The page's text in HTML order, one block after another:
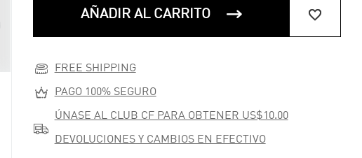
AÑADIR AL CARRITO  
 FREE SHIPPING
 PAGO 100% SEGURO

ÚNASE AL CLUB CF PARA OBTENER US$10.00
DEVOLUCIONES Y CAMBIOS EN EFECTIVO